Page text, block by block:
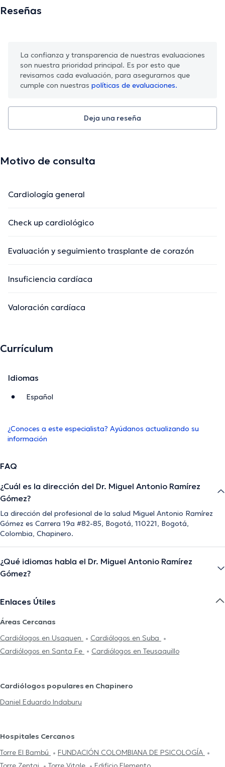
Reseñas
La confianza y transparencia de nuestras evaluaciones
son nuestra prioridad principal. Es por esto que
revisamos cada evaluación, para asegurarnos que
cumple con nuestras políticas de evaluaciones.
Deja una reseña
Motivo de consulta
Cardiología general
Check up cardiológico
Evaluación y seguimiento trasplante de corazón
Insuficiencia cardíaca
Valoración cardíaca
Currículum
Idiomas
Español
¿Conoces a este especialista? Ayúdanos actualizando su
información
FAQ
¿Cuál es la dirección del Dr. Miguel Antonio Ramírez
Gómez?
La dirección del profesional de la salud Miguel Antonio Ramírez
Gómez es Carrera 19a #82-85, Bogotá, 110221, Bogotá,
Colombia, Chapinero.
¿Qué idiomas habla el Dr. Miguel Antonio Ramírez
Gómez?
Enlaces Útiles
Áreas Cercanas
Cardiólogos en Usaquen
Cardiólogos en Suba
Cardiólogos en Santa Fe
Cardiólogos en Teusaquillo
Cardiólogos populares en Chapinero
Daniel Eduardo Indaburu
Hospitales Cercanos
Torre El Bambú
FUNDACIÓN COLOMBIANA DE PSICOLOGÍA